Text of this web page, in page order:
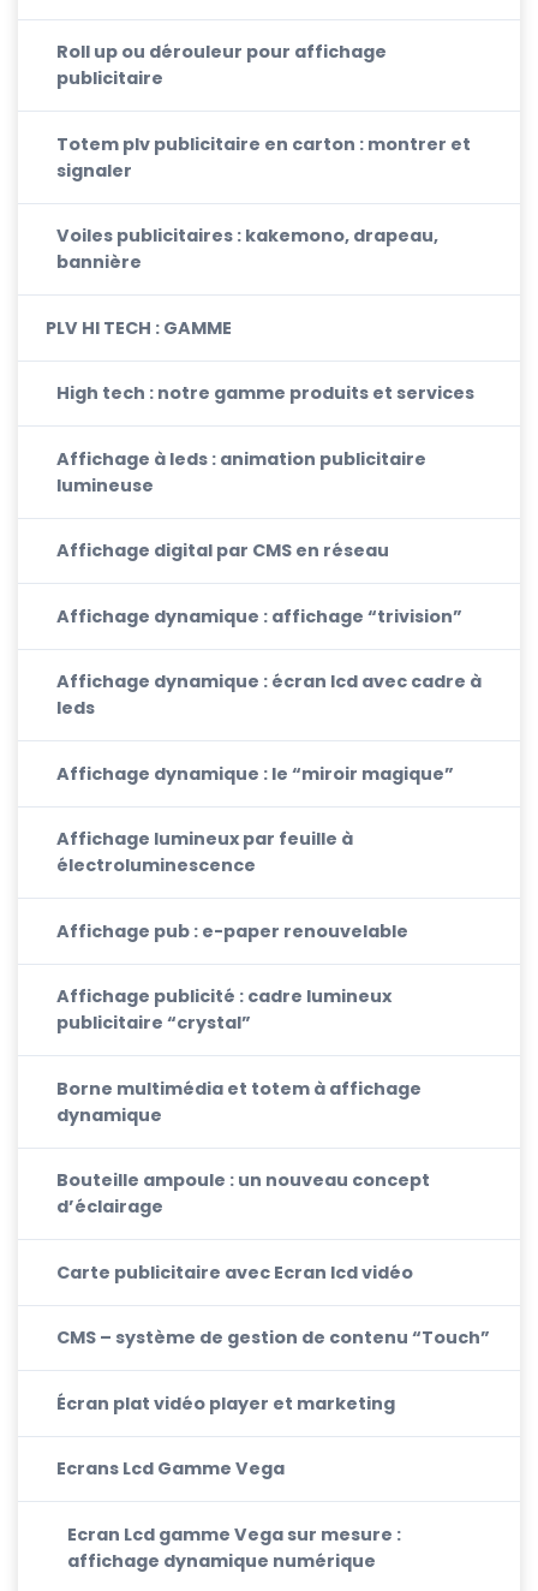
Roll up ou dérouleur pour affichage
publicitaire
Totem plv publicitaire en carton : montrer et
signaler
Voiles publicitaires : kakemono, drapeau,
bannière
PLV HI TECH : GAMME
High tech : notre gamme produits et services
Affichage à leds : animation publicitaire
lumineuse
Affichage digital par CMS en réseau
Affichage dynamique : affichage “trivision”
Affichage dynamique : écran lcd avec cadre à
leds
Affichage dynamique : le “miroir magique”
Affichage lumineux par feuille à
électroluminescence
Affichage pub : e-paper renouvelable
Affichage publicité : cadre lumineux
publicitaire “crystal”
Borne multimédia et totem à affichage
dynamique
Bouteille ampoule : un nouveau concept
d’éclairage
Carte publicitaire avec Ecran lcd vidéo
CMS – système de gestion de contenu “Touch”
Écran plat vidéo player et marketing
Ecrans Lcd Gamme Vega
Ecran Lcd gamme Vega sur mesure :
affichage dynamique numérique